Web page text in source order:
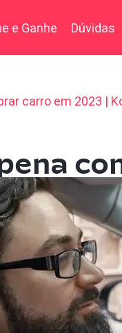
e Ganhe Dúvidas
carro em 2023 |